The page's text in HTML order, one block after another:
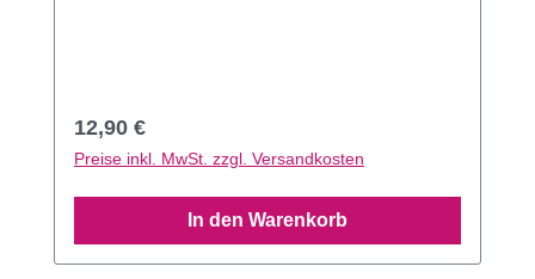
Regulärer Preis:
12,90 €
Preise inkl. MwSt. zzgl. Versandkosten
In den Warenkorb